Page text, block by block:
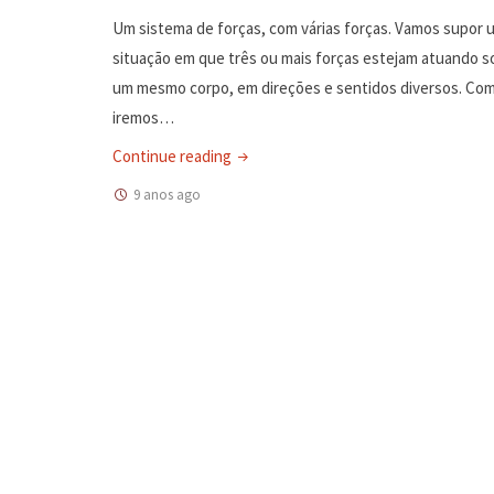
Um sistema de forças, com várias forças. Vamos supor
situação em que três ou mais forças estejam atuando
um mesmo corpo, em direções e sentidos diversos.
iremos…
Continue reading "FI.ME.011-
9 anos ago